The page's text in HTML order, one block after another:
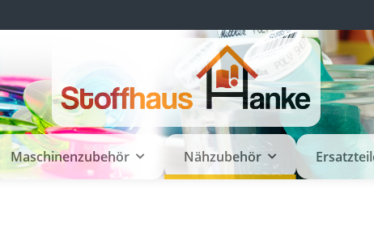
Maschinenzubehör Nähzubehör